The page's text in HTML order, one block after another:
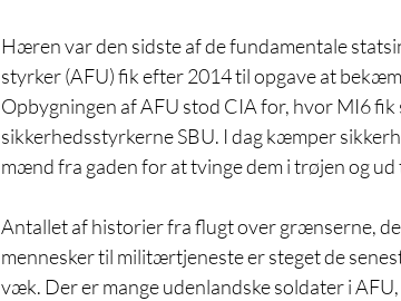
Hæren var den sidste af de fundamentale
styrker (AFU) fik efter 2014 til opgave at
Opbygningen af AFU stod CIA for, hvor MI6
sikkerhedsstyrkerne SBU. I dag kæmper
mænd fra gaden for at tvinge dem i trøjen og
Antallet af historier fra flugt over grænserne,
mennesker til militærtjeneste er steget de
væk. Der er mange udenlandske soldater i